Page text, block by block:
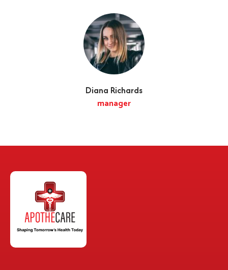
Diana Richards
manager